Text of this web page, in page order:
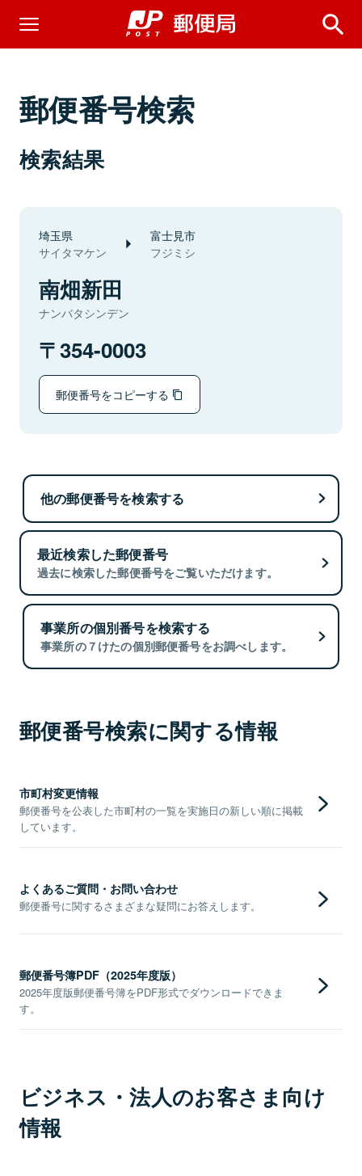
郵便番号検索
検索結果
埼玉県
サイタマケン
富士見市
フジミシ
南畑新田
ナンバタシンデン
354-0003
郵便番号をコピーする
他の郵便番号を検索する
最近検索した郵便番号
過去に検索した郵便番号をご覧いただけます。
事業所の個別番号を検索する
事業所の７けたの個別郵便番号をお調べします。
郵便番号検索に関する情報
市町村変更情報
郵便番号を公表した市町村の一覧を実施日の新しい順に掲載
しています。
よくあるご質問・お問い合わせ
郵便番号に関するさまざまな疑問にお答えします。
郵便番号簿PDF（2025年度版）
2025年度版郵便番号簿をPDF形式でダウンロードできま
す。
ビジネス・法人のお客さま向け
情報